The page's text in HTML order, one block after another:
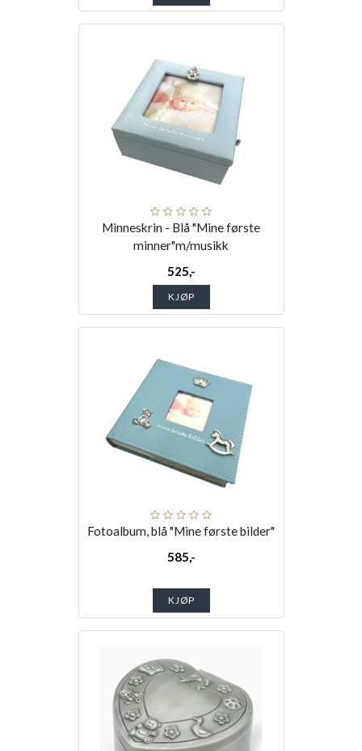
Minneskrin - Blå "Mine første
minner"m/musikk
525,-
KJØP
Fotoalbum, blå "Mine første bilder"
585,-
KJØP